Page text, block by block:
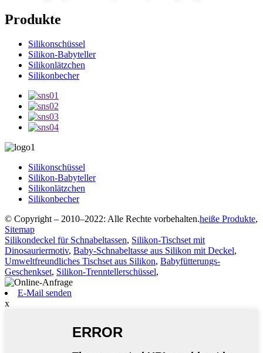
Produkte
Silikonschüssel
Silikon-Babyteller
Silikonlätzchen
Silikonbecher
Silikonschüssel
Silikon-Babyteller
Silikonlätzchen
Silikonbecher
© Copyright – 2010–2022: Alle Rechte vorbehalten.heiße Produkte,
Sitemap
Silikondeckel für Schnabeltassen, Silikon-Tischset mit
Dinosauriermotiv, Baby-Schnabeltasse aus Silikon mit Deckel,
Umweltfreundliches Tischset aus Silikon, Babyfütterungs-
Geschenkset, Silikon-Trenntellerschüssel,
E-Mail senden
x